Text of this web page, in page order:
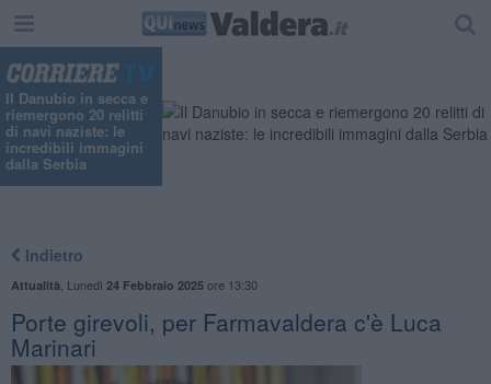
Il Danubio in secca e
riemergono 20 relitti
di navi naziste: le
incredibili immagini
dalla Serbia
Indietro
Attualità Lunedì 24 Febbraio 2025ore 13:30
Porte girevoli, per Farmavaldera c'è Luca
Marinari